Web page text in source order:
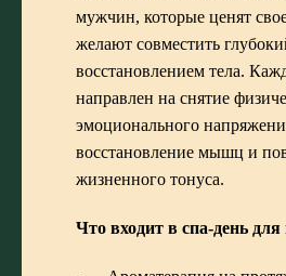
мужчин, которые ценят
желают совместить
восстановлением тела.
направлен на снятие
эмоционального
восстановление мышц и
жизненного тонуса.
Что входит в спа-день для